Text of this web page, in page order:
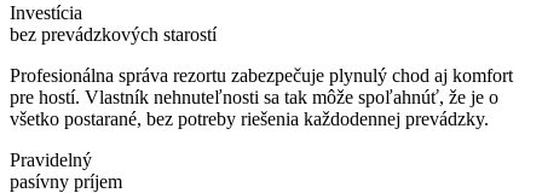
Investícia
bez prevádzkových starostí
Profesionálna správa rezortu zabezpečuje plynulý chod aj komfort
pre hostí. Vlastník nehnuteľnosti sa tak môže spoľahnúť, že je o
všetko postarané, bez potreby riešenia každodennej prevádzky.
Pravidelný
pasívny príjem